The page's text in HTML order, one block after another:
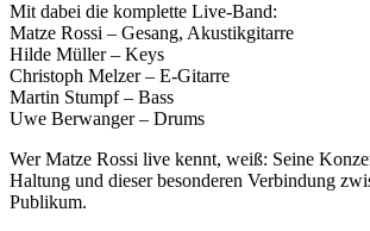
Mit dabei die komplette Live-Band:
Matze Rossi – Gesang, Akustikgitarre
Hilde Müller – Keys
Christoph Melzer – E-Gitarre
Martin Stumpf – Bass
Uwe Berwanger – Drums
Wer Matze Rossi live kennt, weiß: Seine
Haltung und dieser besonderen Verbindung
Publikum.